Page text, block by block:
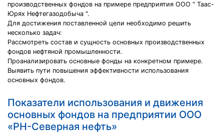
производственных фондов на примере предприятия ООО " Таас-
Юрях Нефтегазодобыча ".
Для достижения поставленной цели необходимо решить
несколько задач:
Рассмотреть состав и сущность основных производственных
фондов нефтяной промышленности.
Проанализировать основные фонды на конкретном примере.
Выявить пути повышения эффективности использования
основных фондов.
Показатели использования и движения
основных фондов на предприятии ООО
«РН-Северная нефть»